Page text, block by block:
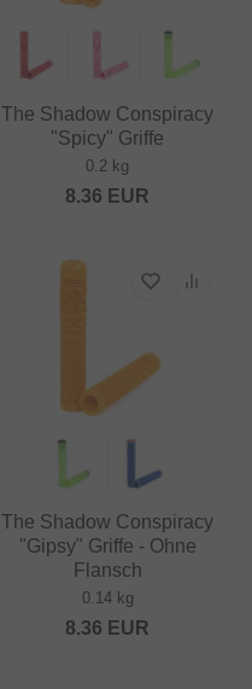
The Shadow Conspiracy
"Spicy" Griffe
0.2 kg
8.36 EUR
The Shadow Conspiracy
"Gipsy" Griffe - Ohne
Flansch
0.14 kg
8.36 EUR